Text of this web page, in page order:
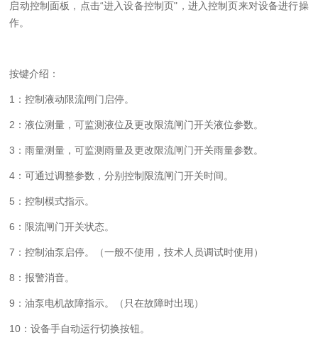
启动控制面板，点击“进入设备控制页"，进入控制页来对设备进行操
作。
按键介绍：
1：控制液动限流闸门启停。
2：液位测量，可监测液位及更改限流闸门开关液位参数。
3：雨量测量，可监测雨量及更改限流闸门开关雨量参数。
4：可通过调整参数，分别控制限流闸门开关时间。
5：控制模式指示。
6：限流闸门开关状态。
7：控制油泵启停。（一般不使用，技术人员调试时使用）
8：报警消音。
9：油泵电机故障指示。（只在故障时出现）
10：设备手自动运行切换按钮。